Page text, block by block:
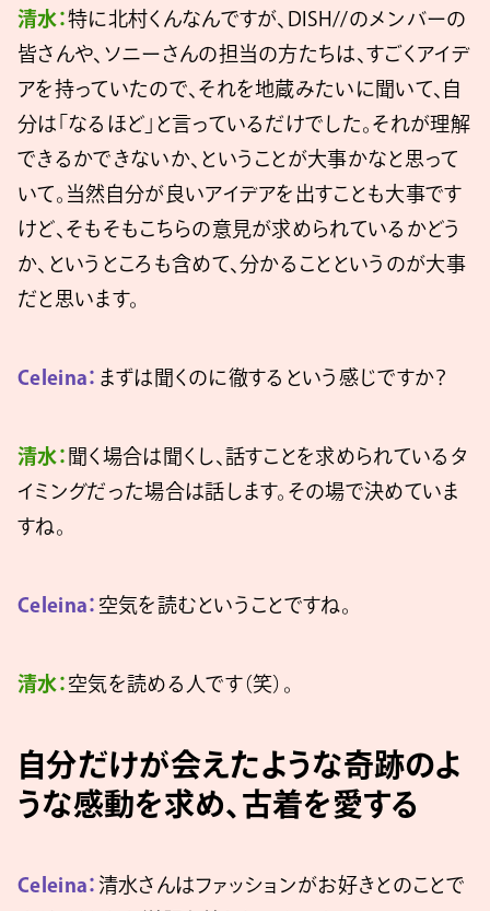
清水：特に北村くんなんですが、DISH//のメンバーの
皆さんや、ソニーさんの担当の方たちは、すごくアイデ
アを持っていたので、それを地蔵みたいに聞いて、自
分は「なるほど」と言っているだけでした。それが理解
できるかできないか、ということが大事かなと思って
いて。当然自分が良いアイデアを出すことも大事です
けど、そもそもこちらの意見が求められているかどう
か、というところも含めて、分かることというのが大事
だと思います。
Celeina： まずは聞くのに徹するという感じですか？
清水： 聞く場合は聞くし、話すことを求められているタ
イミングだった場合は話します。その場で決めていま
すね。
Celeina： 空気を読むということですね。
清水： 空気を読める人です（笑）。
自分だけが会えたような奇跡のよ
うな感動を求め、古着を愛する
Celeina： 清水さんはファッションがお好きとのことで